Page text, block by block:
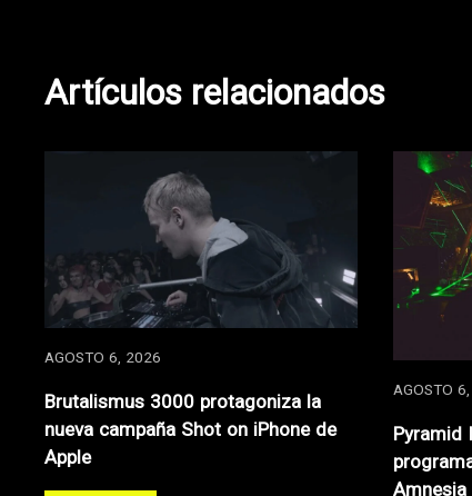
entradas
Artículos relacionados
AGOSTO 6, 2026
Brutalismus 3000 protagoniza la
nueva campaña Shot on iPhone de
Apple
AGOSTO
Pyramid